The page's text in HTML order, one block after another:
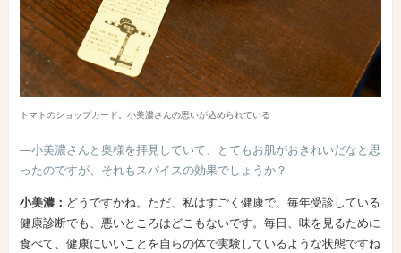
トマトのショップカード。小美濃さんの思いが込められている
―小美濃さんと奥様を拝見していて、とてもお肌がおきれいだなと思
ったのですが、それもスパイスの効果でしょうか？
小美濃： どうですかね。ただ、私はすごく健康で、毎年受診している
健康診断でも、悪いところはどこもないです。毎日、味を見るために
食べて、健康にいいことを自らの体で実験しているような状態ですね